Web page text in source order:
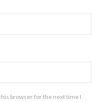
browser for the next time I